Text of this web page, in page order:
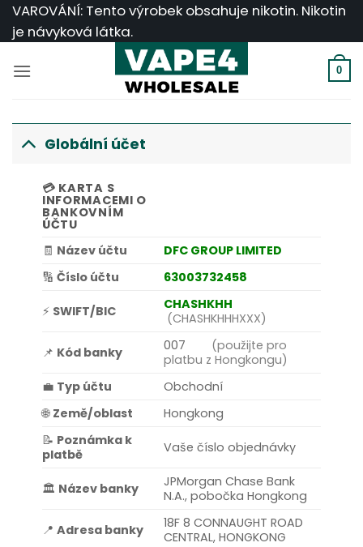
Přeskočit
na
VAROVÁNÍ: Tento výrobek obsahuje nikotin. Nikotin
je návyková látka.
0
Globální účet
💳 KARTA S
INFORMACEMI O
BANKOVNÍM
ÚČTU
🧾 Název účtu
DFC GROUP LIMITED
🔢 Číslo účtu 63003732458
⚡ SWIFT/BIC
CHASHKHH
(CHASHKHHHXXX)
📌 Kód banky 007 (použijte pro
platbu z Hongkongu)
💼 Typ účtu
Obchodní
🌐 Země/oblast
Hongkong
📝 Poznámka k
platbě
Vaše číslo objednávky
🏛️ Název banky
JPMorgan Chase Bank
N.A., pobočka Hongkong
📍 Adresa banky
18F 8 CONNAUGHT ROAD
CENTRAL, HONGKONG